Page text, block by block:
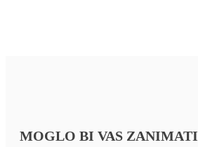
MOGLO BI VAS ZANIMATI